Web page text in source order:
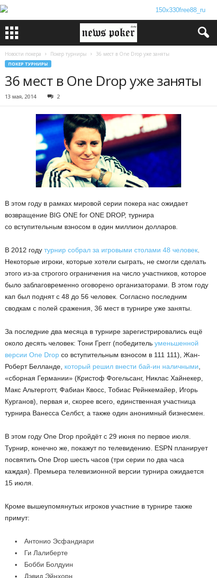
Новости покера Покер турниры 36 мест в One Drop уже заняты
ПОКЕР ТУРНИРЫ
36 мест в One Drop уже заняты
13 мая, 2014 2
В этом году в рамках мировой серии покера нас ожидает
возвращение BIG ONE for ONE DROP, турнира
со вступительным взносом в один миллион долларов.
В 2012 году турнир собрал за игровыми столами 48 человек
Некоторые игроки, которые хотели сыграть, не смогли сделать
этого из-за строгого ограничения на число участников, которое
было заблаговременно оговорено организаторами. В этом году
кап был поднят с 48 до 56 человек. Согласно последним
сводкам с полей сражения, 36 мест в турнире уже заняты.
За последние два месяца в турнире зарегистрировались ещё
около десять человек: Тони Грегг (победитель уменьшенной
версии One Drop со вступительным взносом в 111 111), Жан-
Роберт Белланде, который решил внести бай-ин наличными
«сборная Германии» (Кристоф Фогельсанг, Никлас Хайнекер,
Макс Альтерготт, Фабиан Квосс, Тобиас Рейнкемайер, Игорь
Курганов), первая и, скорее всего, единственная участница
турнира Ванесса Селбст, а также один анонимный бизнесмен.
В этом году One Drop пройдёт с 29 июня по первое июля.
Турнир, конечно же, покажут по телевидению. ESPN планирует
посвятить One Drop шесть часов (три серии по два часа
каждая). Премьера телевизионной версии турнира ожидается
15 июля.
Кроме вышеупомянутых игроков участние в турнире также
примут:
Антонио Эсфандиари
Ги Лалиберте
Бобби Болдуин
Дэвид Эйнхорн